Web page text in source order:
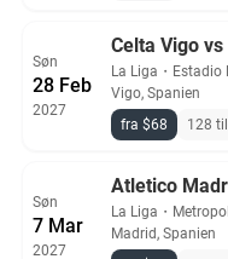
Søn
28 Feb
2027
Celta Vigo
La Liga ・ Estadio
Vigo, Spanien
fra $68
128
Søn
7 Mar
2027
Atletico
La Liga ・
Madrid, Spanien